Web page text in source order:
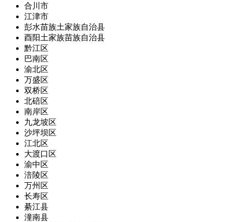
合川市
江津市
彭水苗族土家族自治县
酉阳土家族苗族自治县
黔江区
巴南区
渝北区
万盛区
双桥区
北碚区
南岸区
九龙坡区
沙坪坝区
江北区
大渡口区
渝中区
涪陵区
万州区
长寿区
綦江县
潼南县